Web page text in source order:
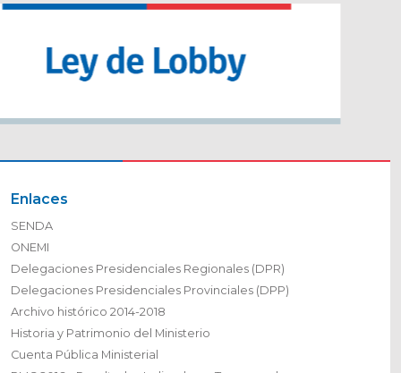
Enlaces
SENDA
ONEMI
Delegaciones Presidenciales Regionales (DPR)